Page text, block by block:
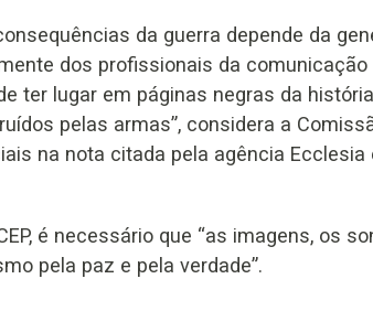
da guerra depende da
dos profissionais da
ter lugar em páginas negras da
pelas armas”, considera a
na nota citada pela agência
é necessário que “as imagens, os
pela paz e pela verdade”.